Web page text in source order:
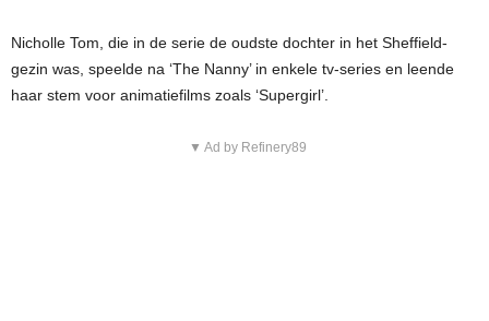
Nicholle Tom, die in de serie de oudste dochter in het Sheffield-
gezin was, speelde na ‘The Nanny’ in enkele tv-series en leende
haar stem voor animatiefilms zoals ‘Supergirl’.
▼ Ad by Refinery89